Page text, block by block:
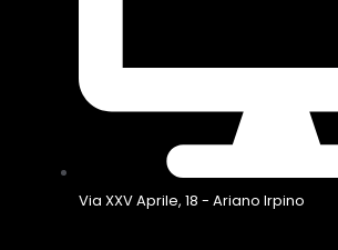
Via XXV Aprile, 18 - Ariano Irpino